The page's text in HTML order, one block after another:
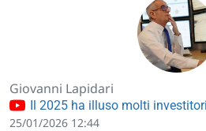
Giovanni Lapidari
Il 2025 ha illuso molti
25/01/2026 12:44